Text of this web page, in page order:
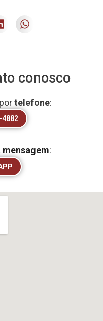
conosco
telefone:
4882
mensagem: